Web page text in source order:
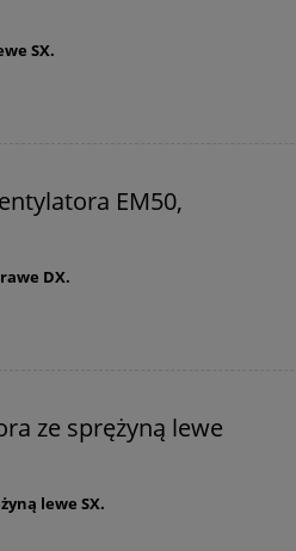
SX.
EM50,
DX.
ze sprężyną lewe
lewe SX.